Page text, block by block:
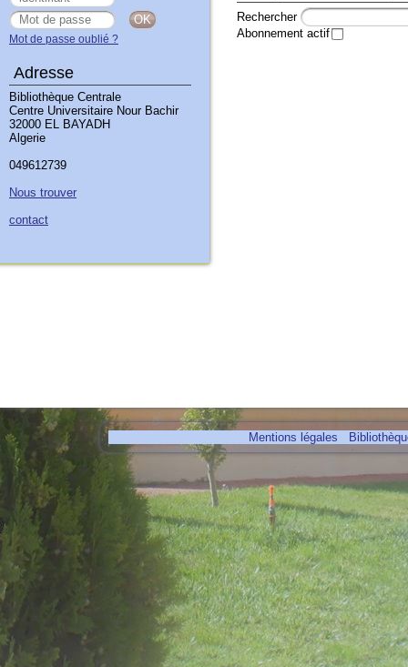
Rechercher
Abonnement actif
Mentions légales
Mot de passe oublié ?
Adresse
Bibliothèque Centrale
Centre Universitaire Nour Bachir
32000 EL BAYADH
Algerie
049612739
Nous trouver
contact